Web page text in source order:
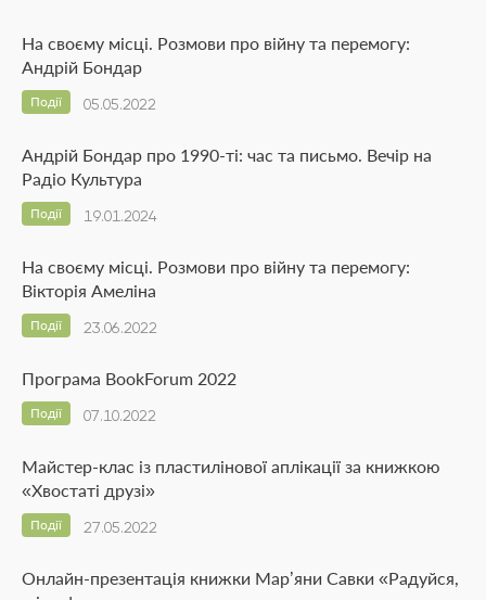
На своєму місці. Розмови про війну та перемогу:
Андрій Бондар
05.05.2022
Події
Андрій Бондар про 1990-ті: час та письмо. Вечір на
Радіо Культура
19.01.2024
Події
На своєму місці. Розмови про війну та перемогу:
Вікторія Амеліна
23.06.2022
Події
Програма BookForum 2022
07.10.2022
Події
Майстер-клас із пластилінової аплікації за книжкою
«Хвостаті друзі»
27.05.2022
Події
Онлайн-презентація книжки Мар’яни Савки «Радуйся,